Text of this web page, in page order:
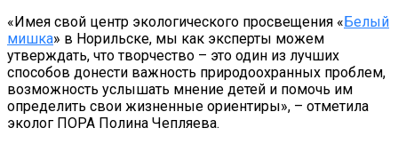
«Имея свой центр экологического просвещения «Белый
мишка» в Норильске, мы как эксперты можем
утверждать, что творчество – это один из лучших
способов донести важность природоохранных проблем,
возможность услышать мнение детей и помочь им
определить свои жизненные ориентиры», – отметила
эколог ПОРА Полина Чепляева.